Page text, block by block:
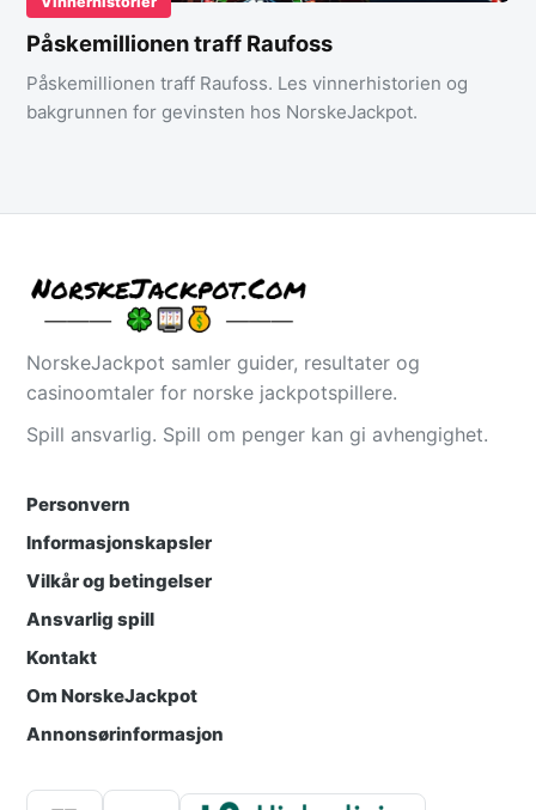
Påskemillionen traff Raufoss
Påskemillionen traff Raufoss. Les vinnerhistorien og
bakgrunnen for gevinsten hos NorskeJackpot.
NorskeJackpot samler guider, resultater og
casinoomtaler for norske jackpotspillere.
Spill ansvarlig. Spill om penger kan gi avhengighet.
Personvern
Informasjonskapsler
Vilkår og betingelser
Ansvarlig spill
Kontakt
Om NorskeJackpot
Annonsørinformasjon